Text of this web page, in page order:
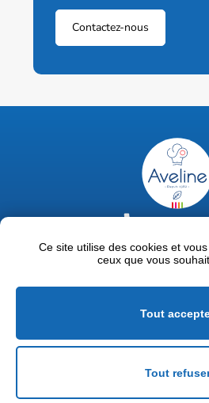
Contactez-nous
02 47 63
Mentions
Politique de
Ce site utilise des cookies et
ceux que vous
Tout
Tout